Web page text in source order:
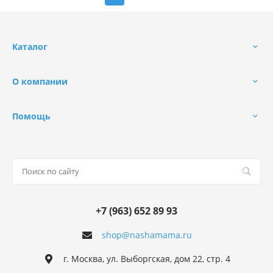
Каталог
О компании
Помощь
shop@nashamama.ru
+7 (963) 652 89 93
г. Москва, ул. Выборгская, дом 22, стр. 4